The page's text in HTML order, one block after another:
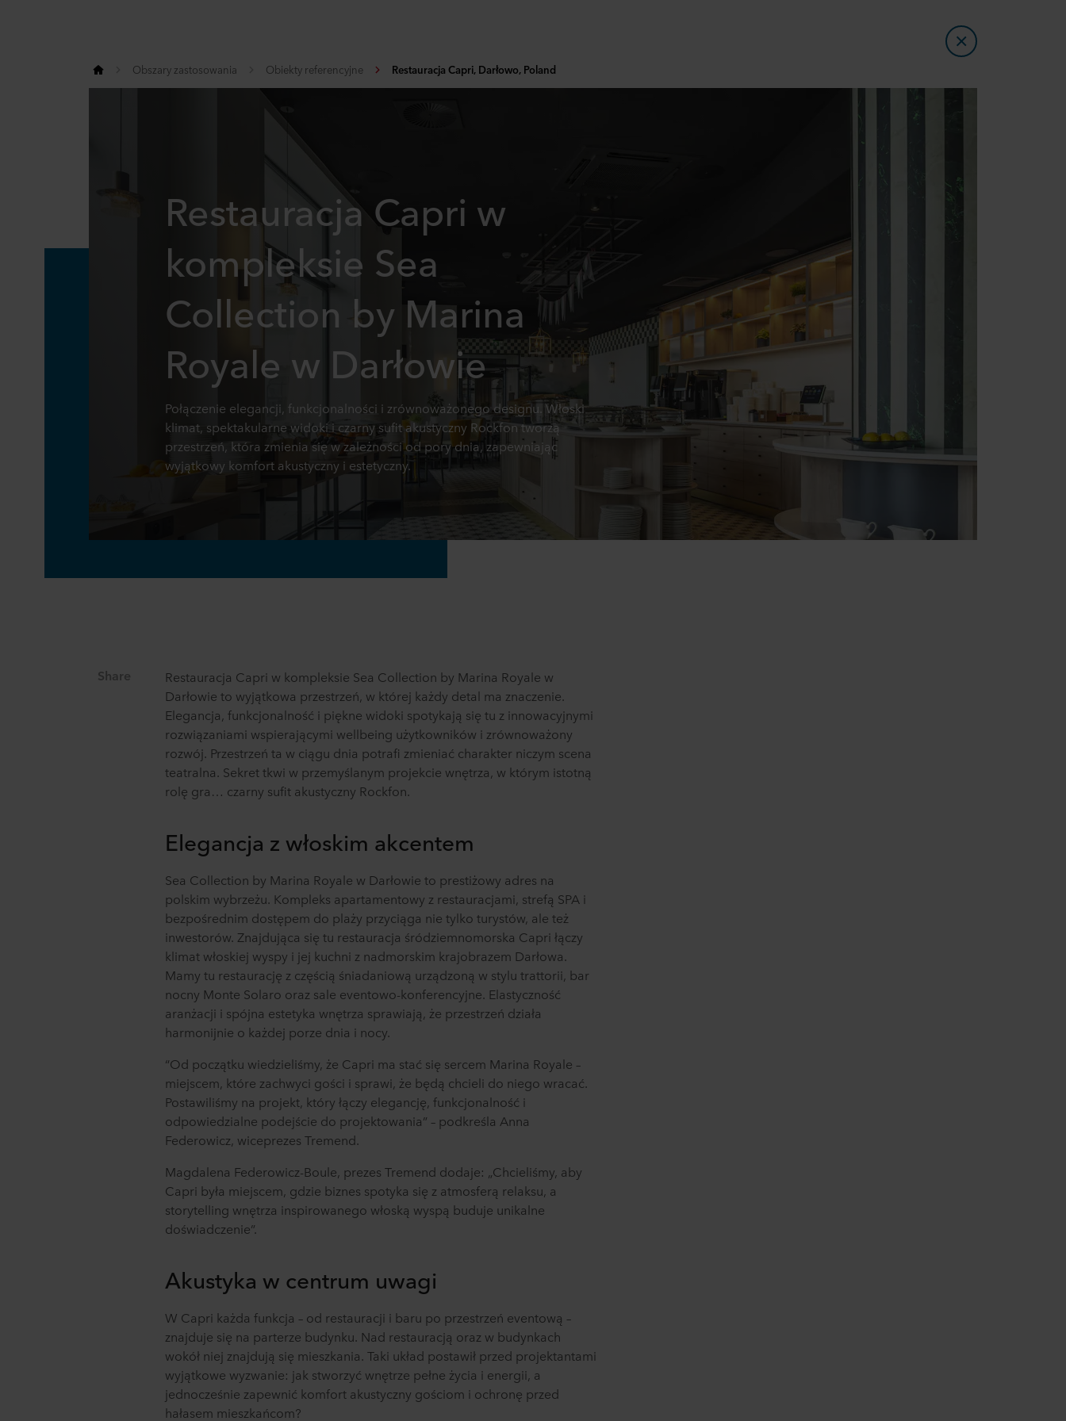
Obszary zastosowania Obiekty referencyjne Restauracja Capri, Darłowo, Poland
Restauracja Capri w
kompleksie Sea
Collection by Marina
Royale w Darłowie
Połączenie elegancji, funkcjonalności i zrównoważonego designu. Włoski
klimat, spektakularne widoki i czarny sufit akustyczny Rockfon tworzą
przestrzeń, która zmienia się w zależności od pory dnia, zapewniając
wyjątkowy komfort akustyczny i estetyczny.
Share
Restauracja Capri w kompleksie Sea Collection by Marina Royale w
Darłowie to wyjątkowa przestrzeń, w której każdy detal ma znaczenie.
Elegancja, funkcjonalność i piękne widoki spotykają się tu z innowacyjnymi
rozwiązaniami wspierającymi wellbeing użytkowników i zrównoważony
rozwój. Przestrzeń ta w ciągu dnia potrafi zmieniać charakter niczym scena
teatralna. Sekret tkwi w przemyślanym projekcie wnętrza, w którym istotną
rolę gra… czarny sufit akustyczny Rockfon.
Elegancja z włoskim akcentem
Sea Collection by Marina Royale w Darłowie to prestiżowy adres na
polskim wybrzeżu. Kompleks apartamentowy z restauracjami, strefą SPA i
bezpośrednim dostępem do plaży przyciąga nie tylko turystów, ale też
inwestorów. Znajdująca się tu restauracja śródziemnomorska Capri łączy
klimat włoskiej wyspy i jej kuchni z nadmorskim krajobrazem Darłowa.
Mamy tu restaurację z częścią śniadaniową urządzoną w stylu trattorii, bar
nocny Monte Solaro oraz sale eventowo-konferencyjne. Elastyczność
aranżacji i spójna estetyka wnętrza sprawiają, że przestrzeń działa
harmonijnie o każdej porze dnia i nocy.
“Od początku wiedzieliśmy, że Capri ma stać się sercem Marina Royale –
miejscem, które zachwyci gości i sprawi, że będą chcieli do niego wracać.
Postawiliśmy na projekt, który łączy elegancję, funkcjonalność i
odpowiedzialne podejście do projektowania” – podkreśla Anna
Federowicz, wiceprezes Tremend.
Magdalena Federowicz-Boule, prezes Tremend dodaje: „Chcieliśmy, aby
Capri była miejscem, gdzie biznes spotyka się z atmosferą relaksu, a
storytelling wnętrza inspirowanego włoską wyspą buduje unikalne
doświadczenie”.
Akustyka w centrum uwagi
W Capri każda funkcja – od restauracji i baru po przestrzeń eventową –
znajduje się na parterze budynku. Nad restauracją oraz w budynkach
wokół niej znajdują się mieszkania. Taki układ postawił przed projektantami
wyjątkowe wyzwanie: jak stworzyć wnętrze pełne życia i energii, a
jednocześnie zapewnić komfort akustyczny gościom i ochronę przed
hałasem mieszkańcom?